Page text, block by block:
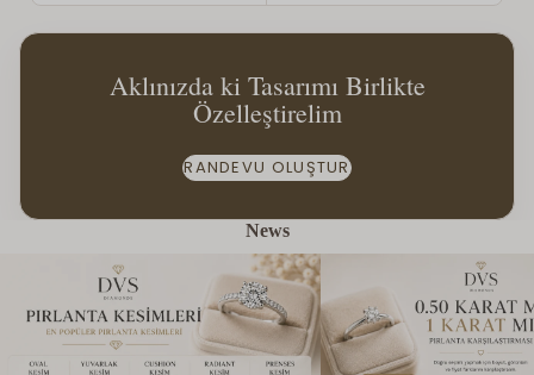
Aklınızda ki Tasarımı Birlikte
Özelleştirelim
RANDEVU OLUŞTUR
News
Pırlanta Kesimleri Nelerdir? En Popüler
Pırlanta Kesimleri Rehberi
0.50 Karat mı 1 Karat mı?
Size Daha Uygun?